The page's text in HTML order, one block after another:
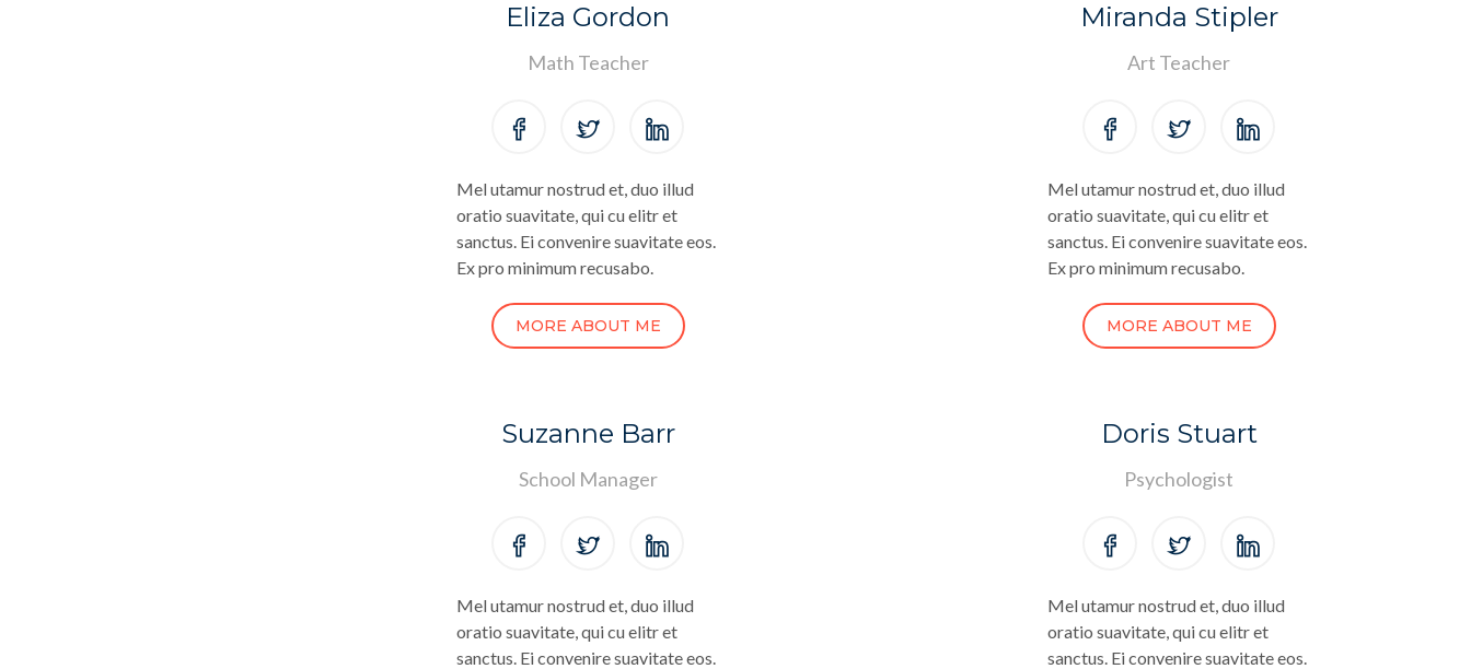
Eliza Gordon
Math Teacher
Mel utamur nostrud et, duo illud
oratio suavitate, qui cu elitr et
sanctus. Ei convenire suavitate eos.
Ex pro minimum recusabo.
MORE ABOUT ME
Miranda Stipler
Art Teacher
Mel utamur nostrud et, duo illud
oratio suavitate, qui cu elitr et
sanctus. Ei convenire suavitate eos.
Ex pro minimum recusabo.
MORE ABOUT ME
Suzanne Barr
School Manager
Mel utamur nostrud et, duo illud
oratio suavitate, qui cu elitr et
sanctus. Ei convenire suavitate eos.
Doris Stuart
Psychologist
Mel utamur nostrud et, duo illud
oratio suavitate, qui cu elitr et
sanctus. Ei convenire suavitate eos.